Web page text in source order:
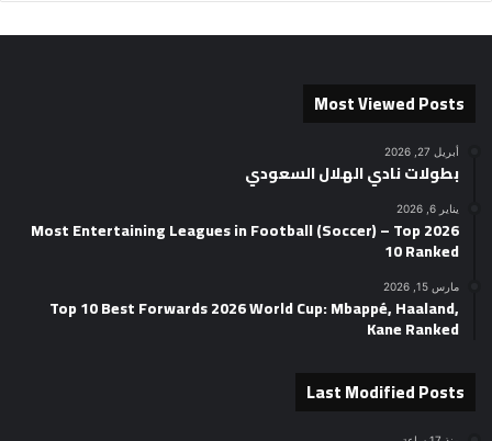
Most Viewed Posts
أبريل 27, 2026
بطولات نادي الهلال السعودي
يناير 6, 2026
2026 Most Entertaining Leagues in Football (Soccer) – Top
10 Ranked
مارس 15, 2026
Top 10 Best Forwards 2026 World Cup: Mbappé, Haaland,
Kane Ranked
Last Modified Posts